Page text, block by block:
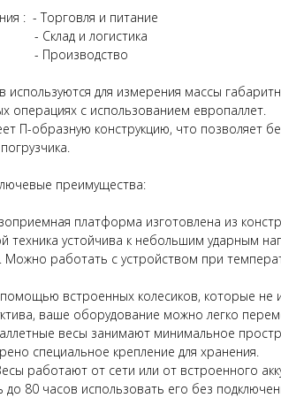
: - Торговля и питание
логистика
используются для измерения массы
операциях с использованием европаллет.
П-образную конструкцию, что позволяет
платформа изготовлена из
техника устойчива к небольшим ударным
Можно работать с устройством при
встроенных колесиков, которые не
ваше оборудование можно легко
весы занимают минимальное
специальное крепление для хранения.
работают от сети или от встроенного
до 80 часов использовать его без